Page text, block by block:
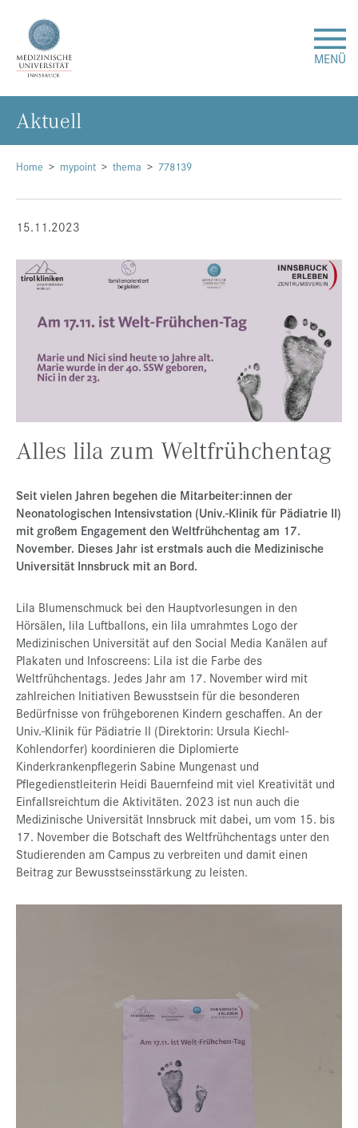
MENÜ
Forschung
Studium & Lehre
Krankenversorgung
Über uns
Internationales
Events
Presse
Kontakt
Service-Links
de |en
Home mypoint thema 778139
15.11.2023
Alles lila zum Weltfrühchentag
Seit vielen Jahren begehen die Mitarbeiter:innen der
Neonatologischen Intensivstation (Univ.-Klinik für Pädiatrie II)
mit großem Engagement den Weltfrühchentag am 17.
November. Dieses Jahr ist erstmals auch die Medizinische
Universität Innsbruck mit an Bord.
Lila Blumenschmuck bei den Hauptvorlesungen in den
Hörsälen, lila Luftballons, ein lila umrahmtes Logo der
Medizinischen Universität auf den Social Media Kanälen auf
Plakaten und Infoscreens: Lila ist die Farbe des
Weltfrühchentags. Jedes Jahr am 17. November wird mit
zahlreichen Initiativen Bewusstsein für die besonderen
Bedürfnisse von frühgeborenen Kindern geschaffen. An der
Univ.-Klinik für Pädiatrie II (Direktorin: Ursula Kiechl-
Kohlendorfer) koordinieren die Diplomierte
Kinderkrankenpflegerin Sabine Mungenast und
Pflegedienstleiterin Heidi Bauernfeind mit viel Kreativität und
Einfallsreichtum die Aktivitäten. 2023 ist nun auch die
Medizinische Universität Innsbruck mit dabei, um vom 15. bis
17. November die Botschaft des Weltfrühchentags unter den
Studierenden am Campus zu verbreiten und damit einen
Beitrag zur Bewusstseinsstärkung zu leisten.
Ak­tu­ell